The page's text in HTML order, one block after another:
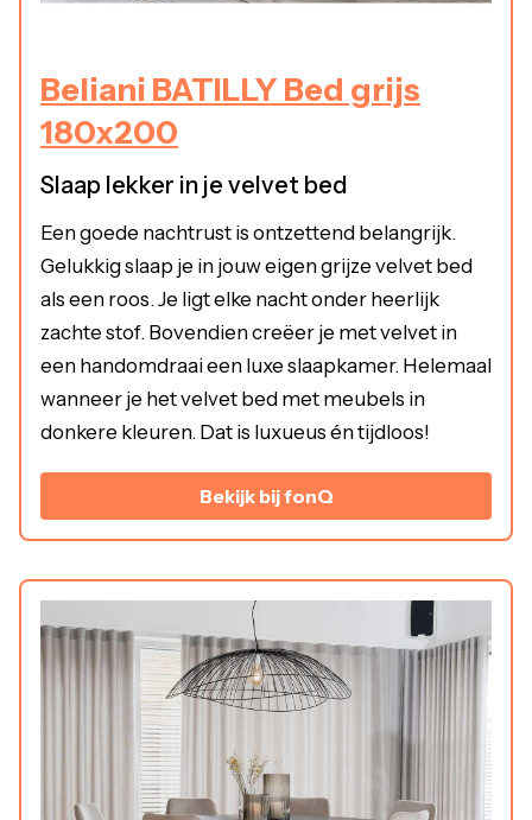
Beliani BATILLY Bed grijs
180x200
Slaap lekker in je velvet bed
Een goede nachtrust is ontzettend belangrijk.
Gelukkig slaap je in jouw eigen grijze velvet bed
als een roos. Je ligt elke nacht onder heerlijk
zachte stof. Bovendien creëer je met velvet in
een handomdraai een luxe slaapkamer. Helemaal
wanneer je het velvet bed met meubels in
donkere kleuren. Dat is luxueus én tijdloos!
Bekijk bij fonQ